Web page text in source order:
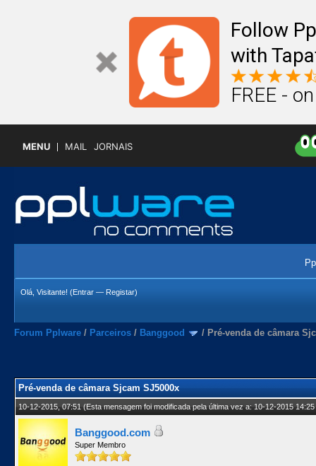
Follow
with
FREE -
MENU MAIL JORNAIS
Olá, Visitante! (Entrar — Registar)
Forum Pplware / Parceiros / Banggood / Pré-venda de câmara
Pré-venda de câmara Sjcam SJ5000x
10-12-2015, 07:51(Esta mensagem foi modificada pela última vez a: 10-12-2015
Banggood.com
Super Membro